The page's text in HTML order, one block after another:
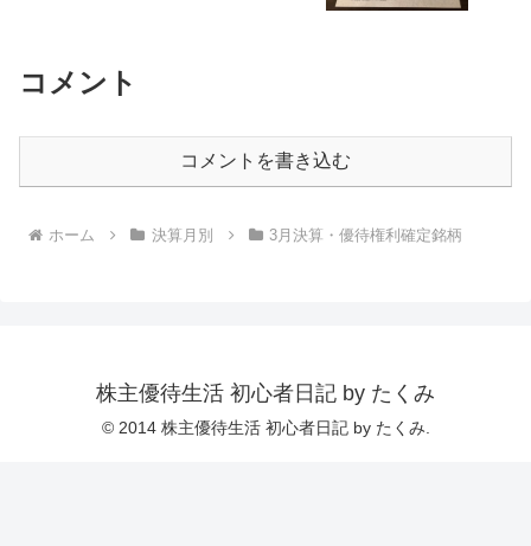
コメント
コメントを書き込む
ホーム 決算月別 3月決算・優待権利確定銘柄
株主優待生活 初心者日記 by たくみ
© 2014 株主優待生活 初心者日記 by たくみ.